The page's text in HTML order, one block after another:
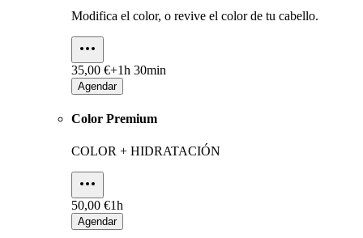
Modifica el color, o revive el color de tu cabello.
35,00 €+1h 30min
Agendar
Color Premium
COLOR + HIDRATACIÓN
50,00 €1h
Agendar